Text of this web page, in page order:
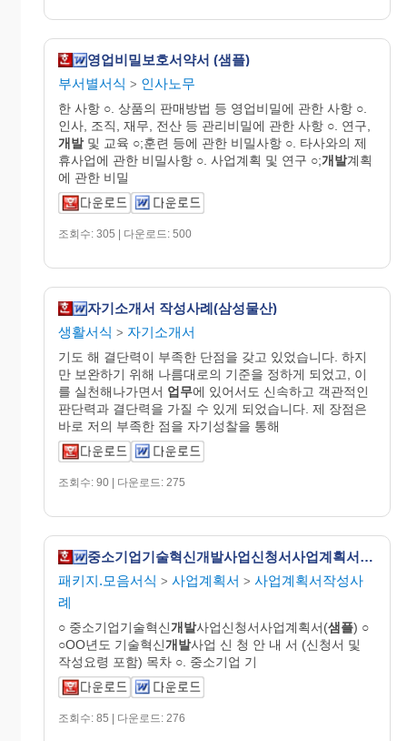
영업비밀보호서약서 (샘플)
부서별서식 > 인사노무
한 사항 ○. 상품의 판매방법 등 영업비밀에 관한 사항 ○.
인사, 조직, 재무, 전산 등 관리비밀에 관한 사항 ○. 연구,
개발및 교육 ○;훈련 등에 관한 비밀사항 ○. 타사와의 제
휴사업에 관한 비밀사항 ○. 사업계획 및 연구 ○;개발계획
에 관한 비밀
조회수: 305 | 다운로드: 500
자기소개서 작성사례(삼성물산)
생활서식 > 자기소개서
기도 해 결단력이 부족한 단점을 갖고 있었습니다. 하지
만 보완하기 위해 나름대로의 기준을 정하게 되었고, 이
를 실천해나가면서 업무에 있어서도 신속하고 객관적인
판단력과 결단력을 가질 수 있게 되었습니다. 제 장점은
바로 저의 부족한 점을 자기성찰을 통해
조회수: 90 | 다운로드: 275
중소기업기술혁신개발사업신청서사업계획서 (샘플)
패키지.모음서식 > 사업계획서 > 사업계획서작성사
례
○ 중소기업기술혁신개발사업신청서사업계획서(샘플) ○
○OO년도 기술혁신개발사업 신 청 안 내 서 (신청서 및
작성요령 포함) 목차 ○. 중소기업 기
조회수: 85 | 다운로드: 276